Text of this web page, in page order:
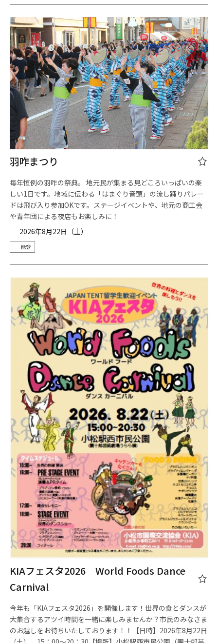
羽咋まつり
毎年恒例の羽咋の祭典。 地元民が集まる見どころいっぱいの楽
しい1日です。地域に伝わる「はまぐり音頭」の流し踊りパレー
ドは飛び入り参加OKです。ステージイベントや、地元の商工会
や青年団による夜店もお楽しみに！
2026年8月22日（土）
能登
KIAフェスタ2026 World Foods Dance
Carnival
今年も「KIAフェスタ2026」を開催します！世界の食とダンスが
大集合するアツイ時間を一緒に楽しみませんか？市民のみなさま
のお越しをお待ちいたしております！！【日時】2026年8月22日